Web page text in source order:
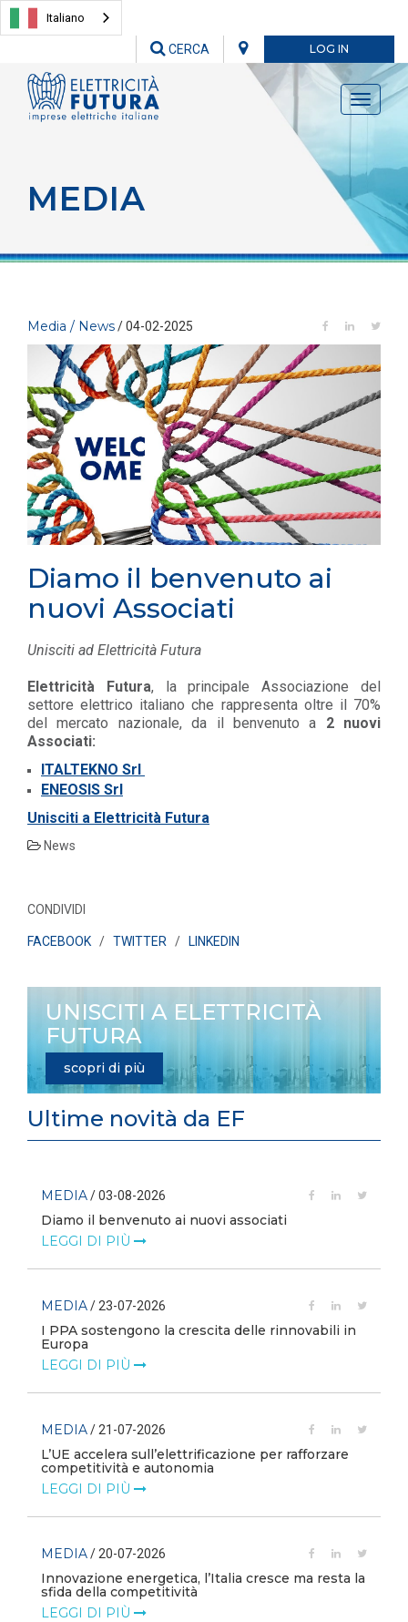
Italiano
LOG IN
CERCA
Toggle
MEDIA
Media / News/ 04-02-2025
Diamo il benvenuto ai
nuovi Associati
Unisciti ad Elettricità Futura
Elettricità Futura, laprincipale Associazione del
settore elettrico italiano che rappresenta oltre il 70%
del mercato nazionale, da il benvenuto a
2 nuovi
Associati:
ITALTEKNO Srl
ENEOSIS Srl
Unisciti a Elettricità Futura
News
CONDIVIDI
FACEBOOK / TWITTER / LINKEDIN
UNISCITI A ELETTRICITÀ
FUTURA
scopri di più
Ultime novità da EF
MEDIA/ 03-08-2026
Diamo il benvenuto ai nuovi associati
LEGGI DI PIÙ
MEDIA/ 23-07-2026
I PPA sostengono la crescita delle rinnovabili in
Europa
LEGGI DI PIÙ
MEDIA/ 21-07-2026
L’UE accelera sull’elettrificazione per rafforzare
competitività e autonomia
LEGGI DI PIÙ
MEDIA/ 20-07-2026
Innovazione energetica, l’Italia cresce ma resta la
sfida della competitività
LEGGI DI PIÙ